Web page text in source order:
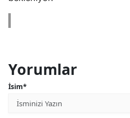
Yorumlar
İsim*